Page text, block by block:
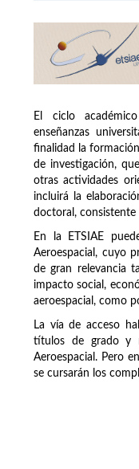
El ciclo
enseñanzas
finalidad la
de investigación,
otras actividades
incluirá la
doctoral,
En la ETSIAE
Aeroespacial, cuyo
de gran relevancia
impacto social,
aeroespacial, como
La vía de acceso
títulos de grado y
Aeroespacial. Pero
se cursarán los